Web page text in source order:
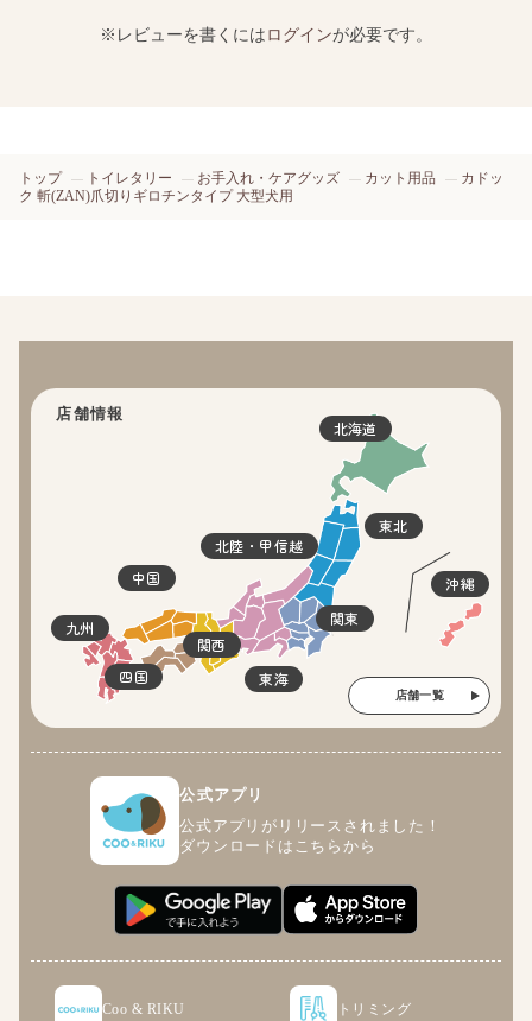
※レビューを書くにはログインが必要です。
トップ トイレタリー お手入れ・ケアグッズ カット用品
カドッ
ク 斬(ZAN)爪切りギロチンタイプ 大型犬用
店舗情報
北海道
東北
関東
北陸・甲信越
東海
関西
四国
中国
九州
沖縄
店舗一覧
公式アプリ
公式アプリがリリースされました！
ダウンロードはこちらから
Coo & RIKU トリミング